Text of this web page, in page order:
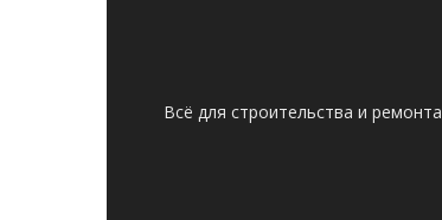
Всё для строительства и ремонта